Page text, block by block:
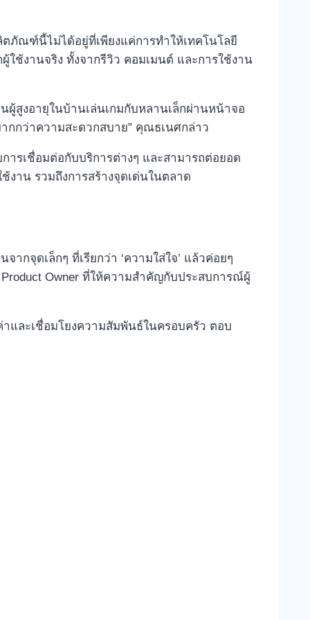
ตภัณฑ์นี้ไม่ได้อยู่ที่เพียงแค่การทำให้เทคโนโลยี
ช้งานจริง ทั้งจากรีวิว คอมเมนต์ และการใช้งาน
ผู้สูงอายุในบ้านเล่นเกมกับหลานเล็กผ่านหน้าจอ
กกว่าความสะดวกสบาย” คุณธเนศกล่าว
ารเชื่อมต่อกับบริการต่างๆ และสามารถต่อยอด
งาน รวมถึงการสร้างจุดเด่นในตลาด
กจุดเล็กๆ ที่เรียกว่า ‘ความใส่ใจ’ แล้วค่อยๆ
Owner ที่ให้ความสำคัญกับประสบการณ์ผู้
และเชื่อมโยงความสัมพันธ์ในครอบครัว ตอบ